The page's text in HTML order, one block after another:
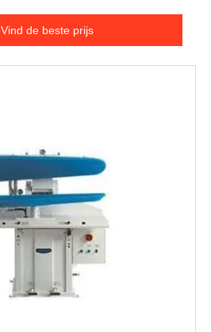
Vind de beste prijs